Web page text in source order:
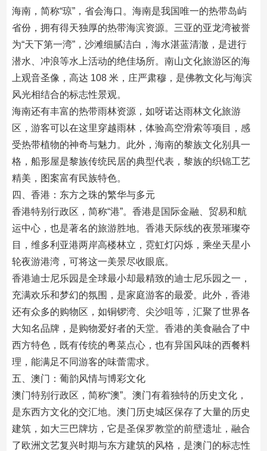
海南，简称“琼”，省会海口。海南是我国唯一的热带岛屿
省份，拥有得天独厚的热带海滨资源。三亚的亚龙湾被誉
为“天下第一湾”，沙滩细腻洁白，海水湛蓝清澈，是进行
潜水、冲浪等水上活动的绝佳场所。南山文化旅游区的海
上观音圣像，高达 108 米，庄严肃穆，是佛教文化与海滨
风光相结合的标志性景观。
海南还有丰富的热带雨林资源，如呀诺达雨林文化旅游
区，游客可以在这里穿越雨林，体验高空滑索等项目，感
受热带植物的神奇与魅力。此外，海南的黎族文化别具一
格，船形屋是黎族传统民居的典型代表，黎族的织锦工艺
精美，图案富有民族特色。
四、香港：东方之珠的繁华与多元
香港特别行政区，简称“港”。香港是国际金融、贸易和航
运中心，也是著名的旅游胜地。香港天际线的夜景璀璨夺
目，维多利亚港两岸高楼林立，霓虹灯闪烁，乘坐天星小
轮夜游港湾，可将这一美景尽收眼底。
香港迪士尼乐园是全球最小却最精致的迪士尼乐园之一，
充满欢乐和梦幻的氛围，是家庭游客的最爱。此外，香港
还有众多的购物区，如铜锣湾、尖沙咀等，汇聚了世界各
大知名品牌，是购物爱好者的天堂。香港的美食融合了中
西方特色，既有传统的粤菜点心，也有异国风味的西餐料
理，能满足不同游客的味蕾需求。
五、澳门：葡韵风情与博彩文化
澳门特别行政区，简称“澳”。澳门有着独特的历史文化，
是东西方文化的交汇地。澳门历史城区保存了大量的历史
建筑，如大三巴牌坊，它是圣保罗教堂的前壁遗址，融合
了欧洲文艺复兴时期与东方建筑的风格，是澳门的标志性